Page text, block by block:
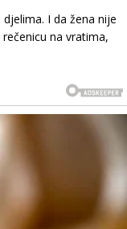
I da žena nije
na vratima,